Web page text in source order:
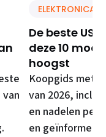
ELEKTRONICA
De beste
deze 10
hoogst
Koopgids met
van 2026,
en nadelen per
en